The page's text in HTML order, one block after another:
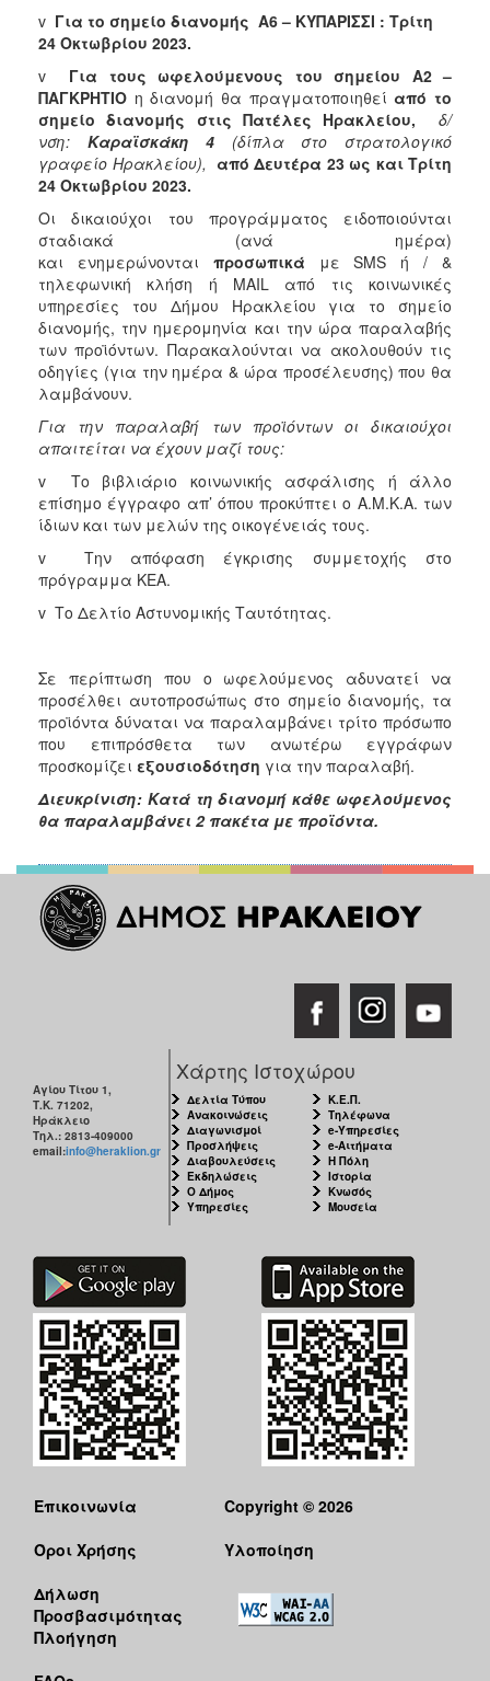
Φύλων
Υγεία
Αυτόματοι
Απινιδωτές
ΕΠΙΚΑΙΡΟΤΗΤΑ
ΕΠΙΣΚΕΠΤΗΣ
ΗΡΑΚΛΕΙΟ
v Για το σημείο διανομής A6 – ΚΥΠΑΡΙΣΣΙ : Τρίτη
24 Οκτωβρίου 2023.
v Για τους ωφελούμενους του σημείου Α2 –
ΠΑΓΚΡΗΤΙΟ η διανομή θα πραγματοποιηθείαπό το
σημείο διανομής στις Πατέλες Ηρακλείου, δ/
νση: Καραϊσκάκη 4 (δίπλα στο στρατολογικό
γραφείο Ηρακλείου), από Δευτέρα 23 ως και Τρίτη
24 Οκτωβρίου 2023.
Οι δικαιούχοι του προγράμματος ειδοποιούνται
σταδιακά (ανά ημέρα)
και ενημερώνονται προσωπικά με SMS ή / &
τηλεφωνική κλήση ή MAIL από τις κοινωνικές
υπηρεσίες του Δήμου Ηρακλείου για το σημείο
διανομής, την ημερομηνία και την ώρα παραλαβής
των προϊόντων. Παρακαλούνται να ακολουθούν τις
οδηγίες (για την ημέρα & ώρα προσέλευσης) που θα
λαμβάνουν.
Για την παραλαβή των προϊόντων οι δικαιούχοι
απαιτείται να έχουν μαζί τους:
v Το βιβλιάριο κοινωνικής ασφάλισης ή άλλο
επίσημο έγγραφο απ’ όπου προκύπτει ο Α.Μ.Κ.Α. των
ίδιων και των μελών της οικογένειάς τους.
v Την απόφαση έγκρισης συμμετοχής στο
πρόγραμμα ΚΕΑ.
v Το Δελτίο Αστυνομικής Ταυτότητας.
Σε περίπτωση που ο ωφελούμενος αδυνατεί να
προσέλθει αυτοπροσώπως στο σημείο διανομής, τα
προϊόντα δύναται να παραλαμβάνει τρίτο πρόσωπο
που επιπρόσθετα των ανωτέρω εγγράφων
προσκομίζει εξουσιοδότηση για την παραλαβή.
Διευκρίνιση: Κατά τη διανομή κάθε ωφελούμενος
θα παραλαμβάνει 2πακέτα με προϊόντα.
Αγίου Τίτου 1,
Τ.Κ. 71202,
Ηράκλειο
Τηλ.: 2813-409000
email:info@heraklion.gr
Χάρτης Ιστοχώρου
Δελτία Τύπου
Ανακοινώσεις
Διαγωνισμοί
Προσλήψεις
Διαβουλεύσεις
Εκδηλώσεις
Ο Δήμος
Υπηρεσίες
Κ.Ε.Π.
Τηλέφωνα
e-Υπηρεσίες
e-Αιτήματα
Η Πόλη
Ιστορία
Κνωσός
Μουσεία
Επικοινωνία
Όροι Χρήσης
Δήλωση
Προσβασιμότητας
Πλοήγηση
Copyright © 2026
Υλοποίηση